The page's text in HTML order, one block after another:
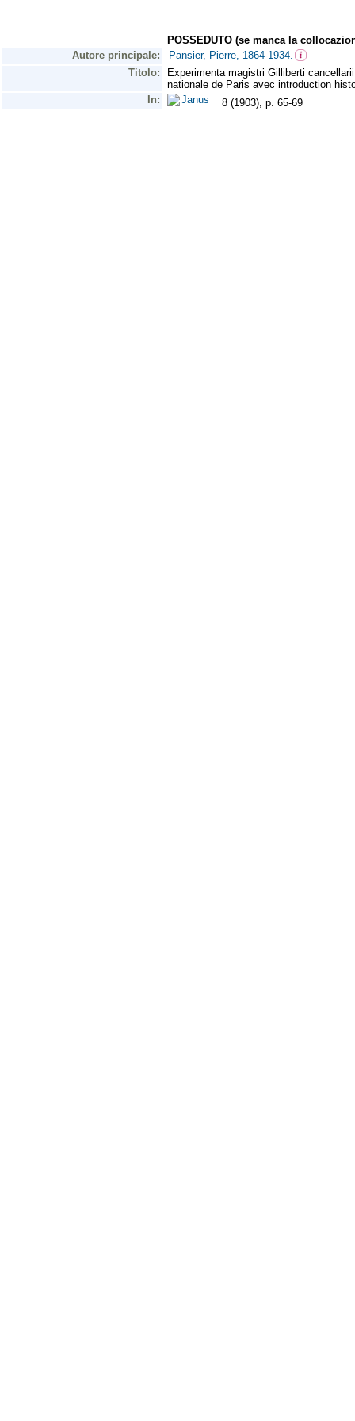
POSSEDUTO (se manca la
Autore principale:
Pansier, Pierre, 1864-1934.
Titolo:
Experimenta magistri Gilliberti
nationale de Paris avec introduction
In:
Janus 8 (1903), p. 65-69